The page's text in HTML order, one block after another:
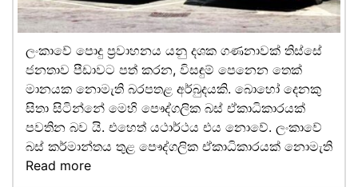
ලංකාවේ පොදු ප්‍රවාහනය යනු දශක ගණනාවක් තිස්සේ
ජනතාව පීඩාවට පත් කරන, විසඳුම් පෙනෙන තෙක්
මානයක නොමැති බරපතළ අර්බුදයකි. බොහෝ දෙනකු
සිතා සිටින්නේ මෙහි පෞද්ගලික බස් ඒකාධිකාරයක්
පවතින බව යි. එහෙත් යථාර්ථය එය නොවේ. ලංකාවේ
බස් කර්මාන්තය තුළ පෞද්ගලික ඒකාධිකාරයක් නොමැති
Read more